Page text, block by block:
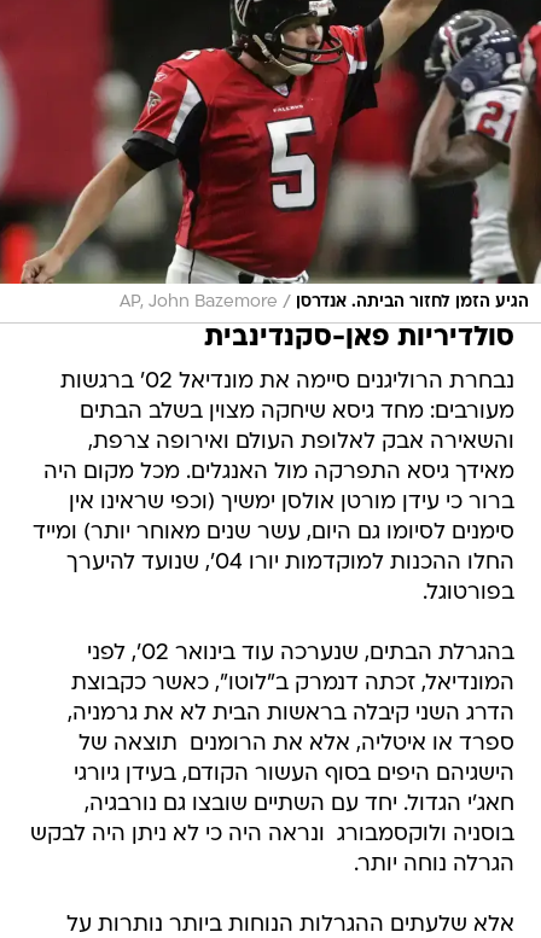
הגיע הזמן לחזור הביתה. אנדרסן /
AP, John Bazemore
סולדיריות פאן-סקנדינבית
נבחרת הרוליגנים סיימה את מונדיאל 02' ברגשות
מעורבים: מחד גיסא שיחקה מצוין בשלב הבתים
והשאירה אבק לאלופת העולם ואירופה צרפת,
מאידך גיסא התפרקה מול האנגלים. מכל מקום היה
ברור כי עידן מורטן אולסן ימשיך (וכפי שראינו אין
סימנים לסיומו גם היום, עשר שנים מאוחר יותר) ומייד
החלו ההכנות למוקדמות יורו 04', שנועד להיערך
בפורטוגל.
בהגרלת הבתים, שנערכה עוד בינואר 02', לפני
המונדיאל, זכתה דנמרק ב"לוטו", כאשר כקבוצת
הדרג השני קיבלה בראשות הבית לא את גרמניה,
ספרד או איטליה, אלא את הרומנים  תוצאה של
הישגיהם היפים בסוף העשור הקודם, בעידן גיורגי
חאג'י הגדול. יחד עם השתיים שובצו גם נורבגיה,
בוסניה ולוקסמבורג  ונראה היה כי לא ניתן היה לבקש
הגרלה נוחה יותר.
אלא שלעתים ההגרלות הנוחות ביותר נותרות על